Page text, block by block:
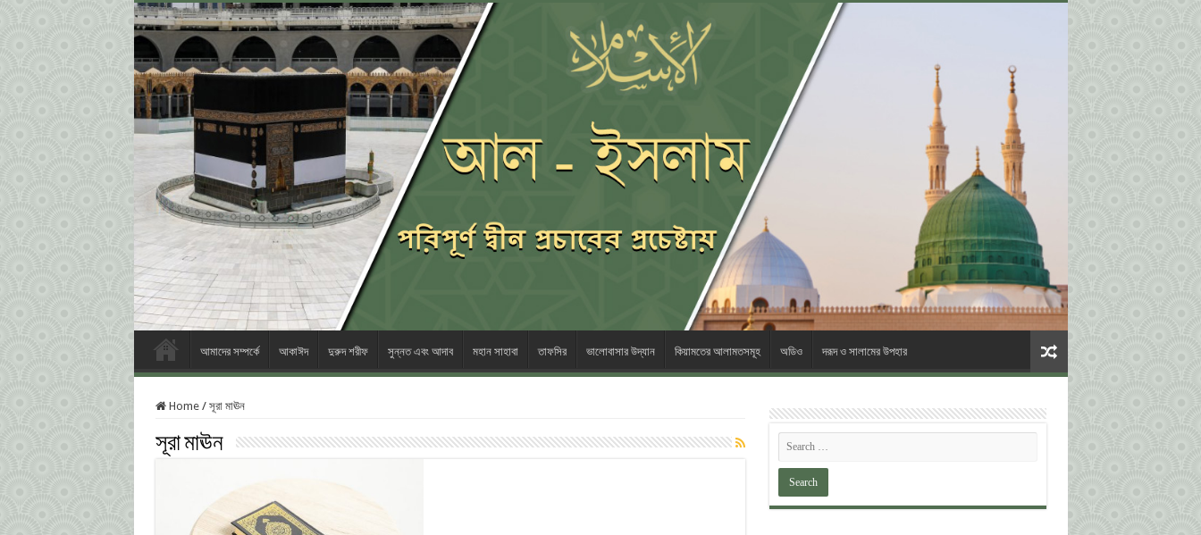
আমাদের সম্পর্কে আকাঈদ দুরুদ শরীফ সুন্নত এবং আদাব মহান সাহাবা তাফসির ভালোবাসার ‎উদ্যান কিয়ামতের আলামতসমূহ অডিও দরূদ ও সালামের উপহার
Home / সূরা মাঊন‏ ‏
সূরা মাঊন‏ ‏